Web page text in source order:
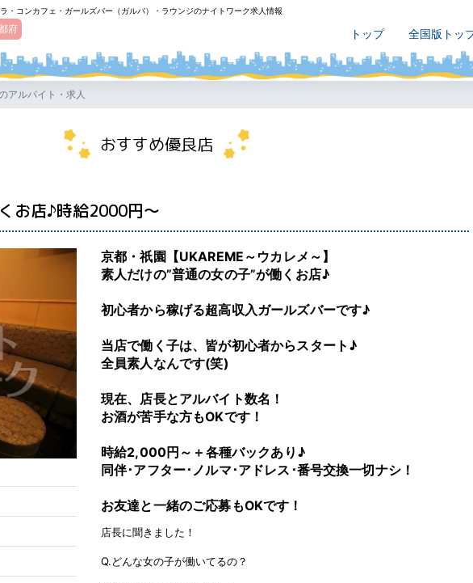
ーク
・コンカフェ・ガールズバー（ガルバ）・ラウンジのナイトワーク求人情報
府 トップ 全国版トッ
アルバイト・求人
おすすめ優良店
お店♪時給2000円～
京都・祇園【UKAREME～ウカレメ～】
素人だけの”普通の女の子”が働くお店♪
初心者から稼げる超高収入ガールズバーです♪
当店で働く子は、皆が初心者からスタート♪
全員素人なんです(笑)
現在、店長とアルバイト数名！
お酒が苦手な方もOKです！
時給2,000円～＋各種バックあり♪
同伴･アフター･ノルマ･アドレス･番号交換一切ナシ！
お友達と一緒のご応募もOKです！
店長に聞きました！
Q.どんな女の子が働いてるの？